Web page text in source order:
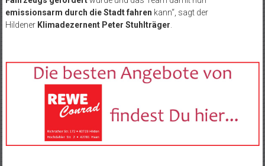
emissionsarm durch die Stadt fahren kann“, sagt der
Hildener Klimadezernent Peter Stuhlträger